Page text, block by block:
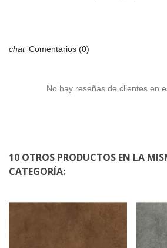
Comentarios (0)
No hay reseñas de clientes en
10 OTROS PRODUCTOS EN LA
CATEGORÍA: